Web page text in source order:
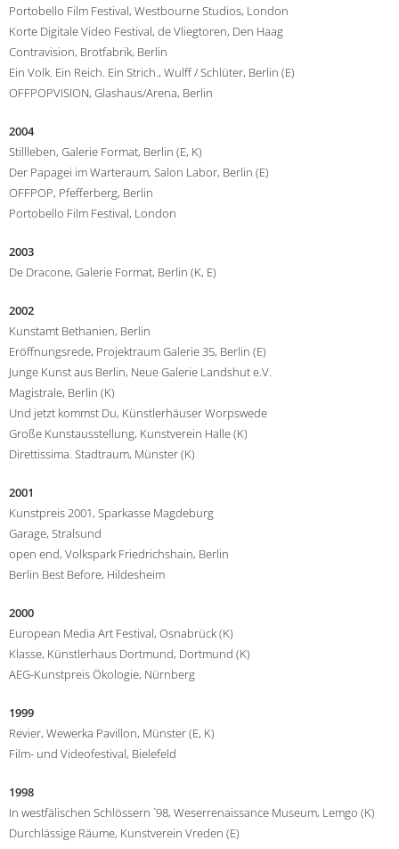
Portobello Film Festival, Westbourne Studios, London
Korte Digitale Video Festival, de Vliegtoren, Den Haag
Contravision, Brotfabrik, Berlin
Ein Volk. Ein Reich. Ein Strich., Wulff / Schlüter, Berlin (E)
OFFPOPVISION, Glashaus/Arena, Berlin
2004
Stillleben, Galerie Format, Berlin (E, K)
Der Papagei im Warteraum, Salon Labor, Berlin (E)
OFFPOP, Pfefferberg, Berlin
Portobello Film Festival, London
2003
De Dracone, Galerie Format, Berlin (K, E)
2002
Kunstamt Bethanien, Berlin
Eröffnungsrede, Projektraum Galerie 35, Berlin (E)
Junge Kunst aus Berlin, Neue Galerie Landshut e.V.
Magistrale, Berlin (K)
Und jetzt kommst Du, Künstlerhäuser Worpswede
Große Kunstausstellung, Kunstverein Halle (K)
Direttissima. Stadtraum, Münster (K)
2001
Kunstpreis 2001, Sparkasse Magdeburg
Garage, Stralsund
open end, Volkspark Friedrichshain, Berlin
Berlin Best Before, Hildesheim
2000
European Media Art Festival, Osnabrück (K)
Klasse, Künstlerhaus Dortmund, Dortmund (K)
AEG-Kunstpreis Ökologie, Nürnberg
1999
Revier, Wewerka Pavillon, Münster (E, K)
Film- und Videofestival, Bielefeld
1998
In westfälischen Schlössern `98, Weserrenaissance Museum, Lemgo (K)
Durchlässige Räume, Kunstverein Vreden (E)